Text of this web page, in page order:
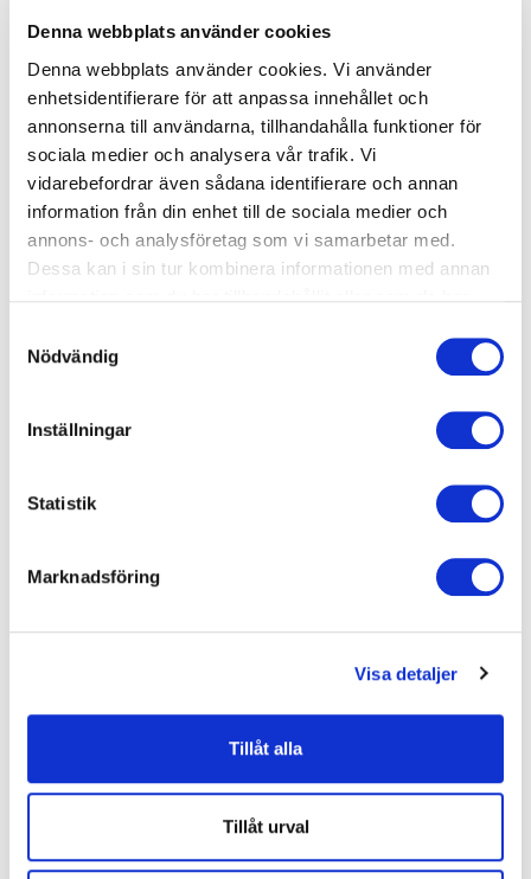
Denna webbplats använder cookies
Denna webbplats använder cookies. Vi använder
enhetsidentifierare för att anpassa innehållet och
annonserna till användarna, tillhandahålla funktioner för
sociala medier och analysera vår trafik. Vi
vidarebefordrar även sådana identifierare och annan
information från din enhet till de sociala medier och
annons- och analysföretag som vi samarbetar med.
Dessa kan i sin tur kombinera informationen med annan
Nödvändig
Inställningar
Statistik
Marknadsföring
Visa detaljer
Tillåt alla
Tillåt urval
Söndag
Bemannade tider
Tisdag 12:00-20:00
Onsdag 09:00-17:00
Fredag 09:00-12:00
Träna hos oss
fr.379 kr/mån